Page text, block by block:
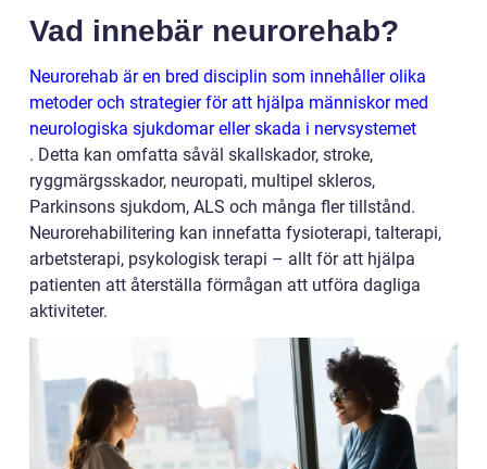
Vad innebär neurorehab?
Neurorehab är en bred disciplin som innehåller olika
metoder och strategier för att hjälpa människor med
neurologiska sjukdomar eller skada i nervsystemet
. Detta kan omfatta såväl skallskador, stroke,
ryggmärgsskador, neuropati, multipel skleros,
Parkinsons sjukdom, ALS och många fler tillstånd.
Neurorehabilitering kan innefatta fysioterapi, talterapi,
arbetsterapi, psykologisk terapi – allt för att hjälpa
patienten att återställa förmågan att utföra dagliga
aktiviteter.